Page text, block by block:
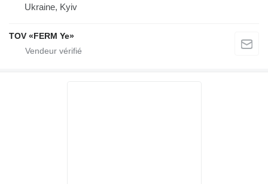
Ukraine, Kyiv
TOV «FERM Ye»